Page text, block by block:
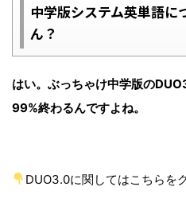
中学版システム英単語に
ん？
はい。ぶっちゃけ中学版の
99%終わるんですよね。
DUO3.0に関してはこちらを